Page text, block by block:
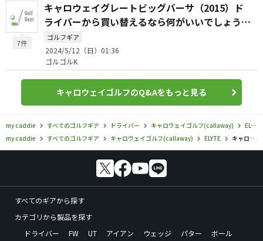
7件
キャロウェイグレートビッグバーサ（2015）ド
ライバーから買い替えるなら何がいいでしょう
か？
ゴルフギア
2024/5/12（日）01:36
ゴルゴルK
キャロウェイゴルフのQ&Aをもっと見る
my caddie すべてのゴルフギア ドライバー キャロウェイゴルフ(callaway)
ELYTE
my caddie
すべてのゴルフギア キャロウェイゴルフ(callaway) ELYTE キャロウェイゴルフ／ELYTE／エリート X ドライバーの口コミ評価
すべてのギアから探す
カテゴリから製品を探す
ドライバー
FW UT アイアン ウェッジ パター
ボール